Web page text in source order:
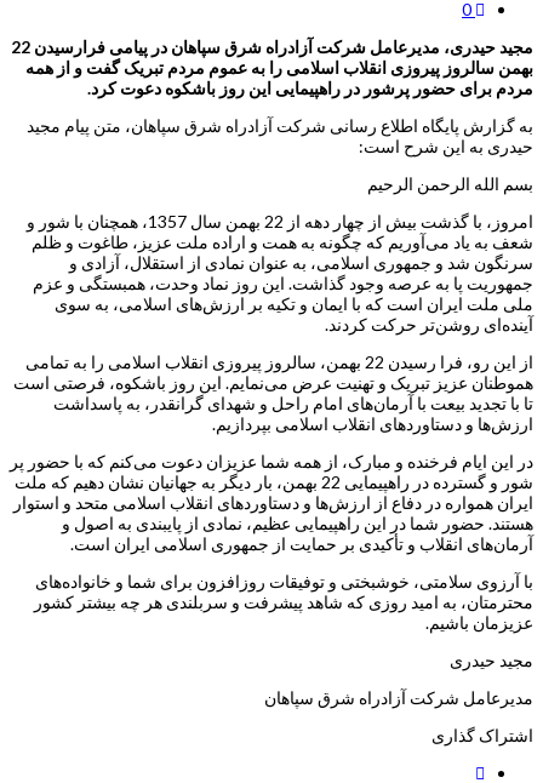
مجید حیدری، مدیرعامل شرکت آزادراه شرق سپاهان در پیامی فرارسیدن 22
بهمن سالروز پیروزی انقلاب اسلامی را به عموم مردم تبریک گفت و از همه
مردم برای حضور پرشور در راهپیمایی این روز باشکوه دعوت کرد.
به گزارش پایگاه اطلاع رسانی شرکت آزادراه شرق سپاهان، متن پیام مجید
حیدری به این شرح است:
بسم الله الرحمن الرحیم
امروز، با گذشت بیش از چهار دهه از 22 بهمن سال 1357، همچنان با شور و
شعف به یاد می‌آوریم که چگونه به همت و اراده ملت عزیز، طاغوت و ظلم
سرنگون شد و جمهوری اسلامی، به عنوان نمادی از استقلال، آزادی و
جمهوریت پا به عرصه وجود گذاشت. این روز نماد وحدت، همبستگی و عزم
ملی ملت ایران است که با ایمان و تکیه بر ارزش‌های اسلامی، به سوی
آینده‌ای روشن‌تر حرکت کردند.
از این رو، فرا رسیدن 22 بهمن، سالروز پیروزی انقلاب اسلامی را به تمامی
هموطنان عزیز تبریک و تهنیت عرض می‌نمایم. این روز باشکوه، فرصتی است
تا با تجدید بیعت با آرمان‌های امام راحل و شهدای گرانقدر، به پاسداشت
ارزش‌ها و دستاوردهای انقلاب اسلامی بپردازیم.
در این ایام فرخنده و مبارک، از همه شما عزیزان دعوت می‌کنم که با حضور پر
شور و گسترده در راهپیمایی 22 بهمن، بار دیگر به جهانیان نشان دهیم که ملت
ایران همواره در دفاع از ارزش‌ها و دستاوردهای انقلاب اسلامی متحد و استوار
هستند. حضور شما در این راهپیمایی عظیم، نمادی از پایبندی به اصول و
آرمان‌های انقلاب و تأکیدی بر حمایت از جمهوری اسلامی ایران است.
با آرزوی سلامتی، خوشبختی و توفیقات روزافزون برای شما و خانواده‌های
محترمتان، به امید روزی که شاهد پیشرفت و سربلندی هر چه بیشتر کشور
عزیزمان باشیم.
مجید حیدری
مدیرعامل شرکت آزادراه شرق سپاهان
اشتراک گذاری